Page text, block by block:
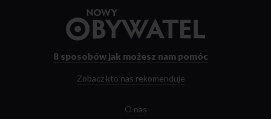
strony
8 sposobów jak możesz nam pomóc
Zobacz kto nas rekomenduje
O nas